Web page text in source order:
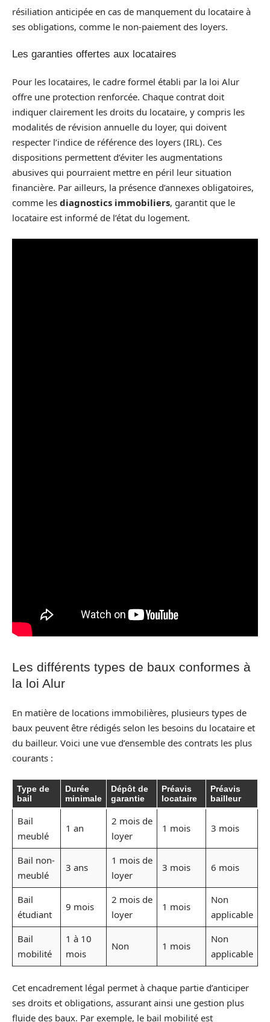
résiliation anticipée en cas de manquement du locataire à
ses obligations, comme le non-paiement des loyers.
Les garanties offertes aux locataires
Pour les locataires, le cadre formel établi par la loi Alur
offre une protection renforcée. Chaque contrat doit
indiquer clairement les droits du locataire, y compris les
modalités de révision annuelle du loyer, qui doivent
respecter l’indice de référence des loyers (IRL). Ces
dispositions permettent d’éviter les augmentations
abusives qui pourraient mettre en péril leur situation
financière. Par ailleurs, la présence d’annexes obligatoires,
comme les diagnostics immobiliers, garantit que le
locataire est informé de l’état du logement.
Les différents types de baux conformes à
la loi Alur
En matière de locations immobilières, plusieurs types de
baux peuvent être rédigés selon les besoins du locataire et
du bailleur. Voici une vue d’ensemble des contrats les plus
courants :
Type de
bail
Durée
minimale
Dépôt de
garantie
Préavis
locataire
Préavis
bailleur
Bail
meublé
1 an
2 mois de
loyer
1 mois 3 mois
Bail non-
meublé
3 ans
1 mois de
loyer
3 mois 6 mois
Bail
étudiant
9 mois
2 mois de
loyer
1 mois
Non
applicable
Bail
mobilité
1 à 10
mois
Non 1 mois
Non
applicable
Cet encadrement légal permet à chaque partie d’anticiper
ses droits et obligations, assurant ainsi une gestion plus
fluide des baux. Par exemple, le bail mobilité est